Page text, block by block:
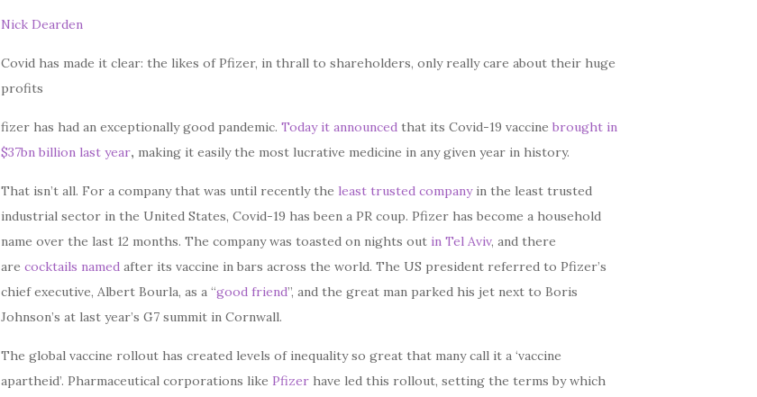
Nick Dearden
Covid has made it clear: the likes of Pfizer, in thrall to shareholders, only really care about their huge
profits
fizer has had an exceptionally good pandemic.Today it announced that its Covid-19 vaccinebrought in
$37bn billion last year, making it easily the most lucrative medicine in any given year in history.
That isn’t all. For a company that was until recently the least trusted companyin the least trusted
industrial sector in the United States, Covid-19 has been a PR coup. Pfizer has become a household
name over the last 12 months. The company was toasted on nights out in Tel Aviv, and there
arecocktails named after its vaccine in bars across the world. The US president referred to Pfizer’s
chief executive, Albert Bourla, as a “good friend”, and the great man parked his jet next to Boris
Johnson’s at last year’s G7 summit in Cornwall.
The global vaccine rollout has created levels of inequality so great that many call it a ‘vaccine
apartheid’. Pharmaceutical corporations likePfizer have led this rollout, setting the terms by which